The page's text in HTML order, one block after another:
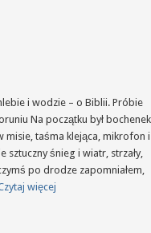
i wodzie – o Biblii. Próbie
Na początku był bochenek
misie, taśma klejąca, mikrofon i
sztuczny śnieg i wiatr, strzały,
po drodze zapomniałem,
więcej